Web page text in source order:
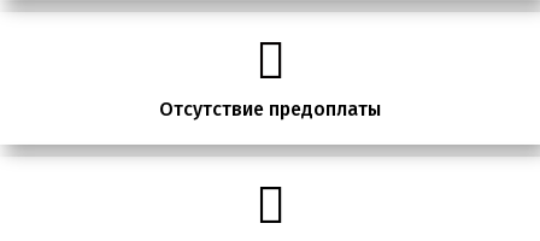
Отсутствие предоплаты